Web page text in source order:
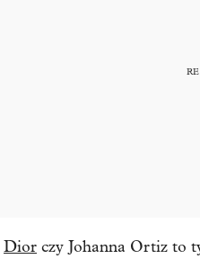
Dior czy Johanna Ortiz to